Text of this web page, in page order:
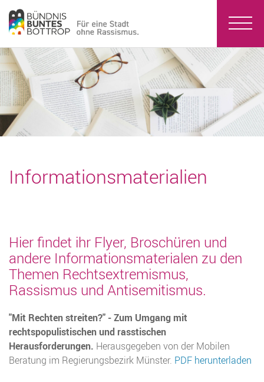
Informationsmaterialien
Hier findet ihr Flyer, Broschüren und
andere Informationsmaterialen zu den
Themen Rechtsextremismus,
Rassismus und Antisemitismus.
"Mit Rechten streiten?" - Zum Umgang mit
rechtspopulistischen und rasstischen
Herausforderungen. Herausgegeben von der Mobilen
Beratung im Regierungsbezirk Münster. PDF herunterladen